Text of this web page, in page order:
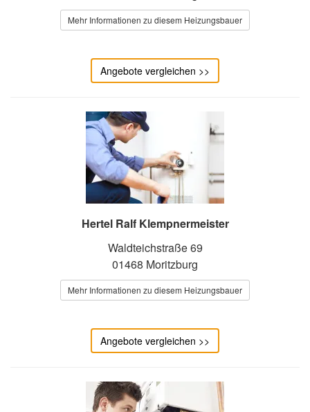
Mehr Informationen zu diesem Heizungsbauer
Angebote vergleichen >>
Hertel Ralf Klempnermeister
Waldteichstraße 69
01468 Moritzburg
Mehr Informationen zu diesem Heizungsbauer
Angebote vergleichen >>